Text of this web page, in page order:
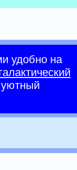
удобно на
уютный